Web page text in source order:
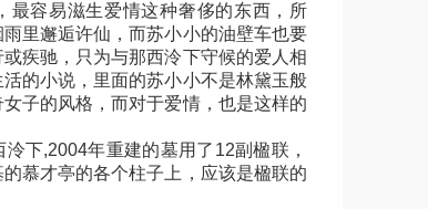
容易滋生爱情这种奢侈的东西，所
里邂逅许仙，而苏小小的油壁车也要
疾驰，只为与那西泠下守候的爱人相
的小说，里面的苏小小不是林黛玉般
子的风格，而对于爱情，也是这样的
,2004年重建的墓用了12副楹联，
慕才亭的各个柱子上，应该是楹联的